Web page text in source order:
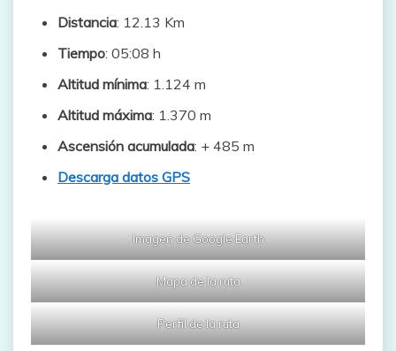
Distancia: 12.13 Km
Tiempo: 05:08 h
Altitud mínima: 1.124 m
Altitud máxima: 1.370 m
Ascensión acumulada: + 485 m
Descarga datos GPS
Imagen de Google Earth
Mapa de la ruta
Perfil de la ruta